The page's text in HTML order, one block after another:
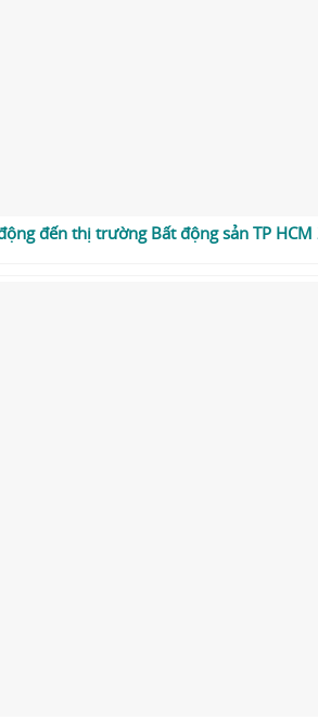
đến thị trường Bất động sản TP